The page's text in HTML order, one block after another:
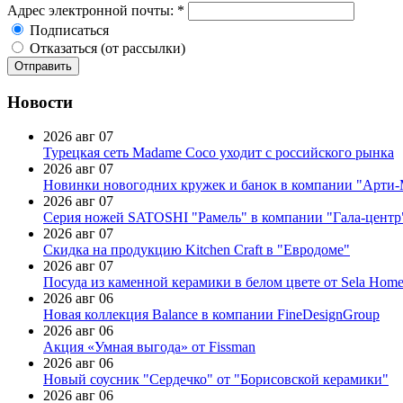
Адрес электронной почты: *
Подписаться
Отказаться (от рассылки)
Новости
2026 авг 07
Турецкая сеть Madame Coco уходит с российского рынка
2026 авг 07
Новинки новогодних кружек и банок в компании
2026 авг 07
Серия ножей SATOSHI "Рамель" в компании "Гала-
2026 авг 07
Скидка на продукцию Kitchen Craft в "Евродоме"
2026 авг 07
Посуда из каменной керамики в белом цвете от Sela Home
2026 авг 06
Новая коллекция Balance в компании FineDesignGroup
2026 авг 06
Акция «Умная выгода» от Fissman
2026 авг 06
Новый соусник "Сердечко" от "Борисовской керамики"
2026 авг 06